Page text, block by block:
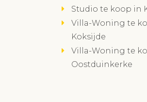
Studio te koop in
Villa-Woning te
Koksijde
Villa-Woning te
Oostduinkerke